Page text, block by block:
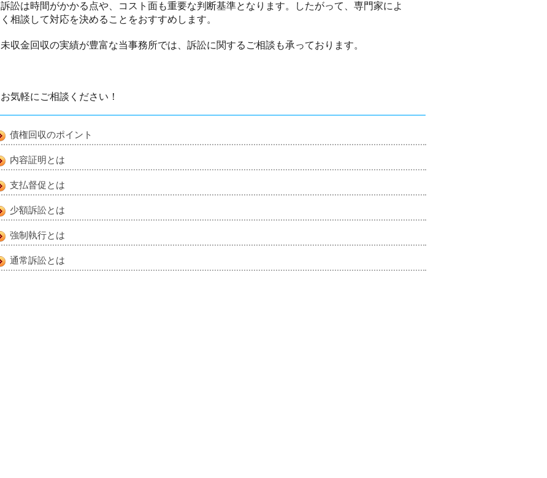
訴訟は時間がかかる点や、コスト面も重要な判断基準となります。したがって、専門家によ
く相談して対応を決めることをおすすめします。
未収金回収の実績が豊富な当事務所では、訴訟に関するご相談も承っております。
お気軽にご相談ください！
債権回収のポイント
内容証明とは
支払督促とは
少額訴訟とは
強制執行とは
通常訴訟とは